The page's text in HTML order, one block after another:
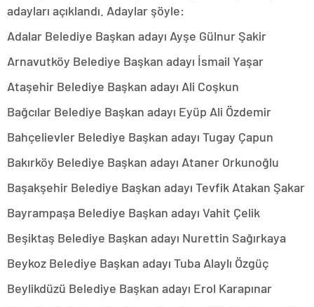
adayları açıklandı. Adaylar şöyle:
Adalar Belediye Başkan adayı Ayşe Gülnur Şakir
Arnavutköy Belediye Başkan adayı İsmail Yaşar
Ataşehir Belediye Başkan adayı Ali Coşkun
Bağcılar Belediye Başkan adayı Eyüp Ali Özdemir
Bahçelievler Belediye Başkan adayı Tugay Çapun
Bakırköy Belediye Başkan adayı Ataner Orkunoğlu
Başakşehir Belediye Başkan adayı Tevfik Atakan Şakar
Bayrampaşa Belediye Başkan adayı Vahit Çelik
Beşiktaş Belediye Başkan adayı Nurettin Sağırkaya
Beykoz Belediye Başkan adayı Tuba Alaylı Özgüç
Beylikdüzü Belediye Başkan adayı Erol Karapınar